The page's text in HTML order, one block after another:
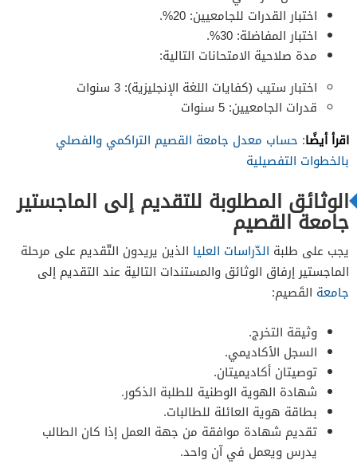
اختبار القدرات للجامعيين: 20%.
اختبار المفاضلة: 30%.
مدة صلاحية الامتحانات التالية:
اختبار ستيب (كفايات اللغة الإنجليزية): 3 سنوات
قدرات الجامعيين: 5 سنوات
اقرأ أيضًا: حساب معدل جامعة القصيم التراكمي والفصلي
بالخطوات التفصيلية
الوثائق المطلوبة للتقديم إلى الماجستير
جامعة القصيم
يجب على طلبة الدّراسات العليا الذين يريدون التّقديم على مرحلة
الماجستير إرفاق الوثائق والمستندات التالية عند التقديم إلى
جامعة القَصيم:
وثيقة التخرج.
السجل الأكاديمي.
توصيتان أكاديميتان.
شهادة الهوية الوطنية للطلبة الذكور.
بطاقة هوية العائلة للطالبات.
تقديم شهادة موافقة من جهة العمل إذا كان الطالب
يدرس ويعمل في آن واحد.